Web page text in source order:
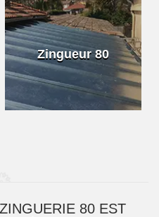
Zingueur 80
80 EST